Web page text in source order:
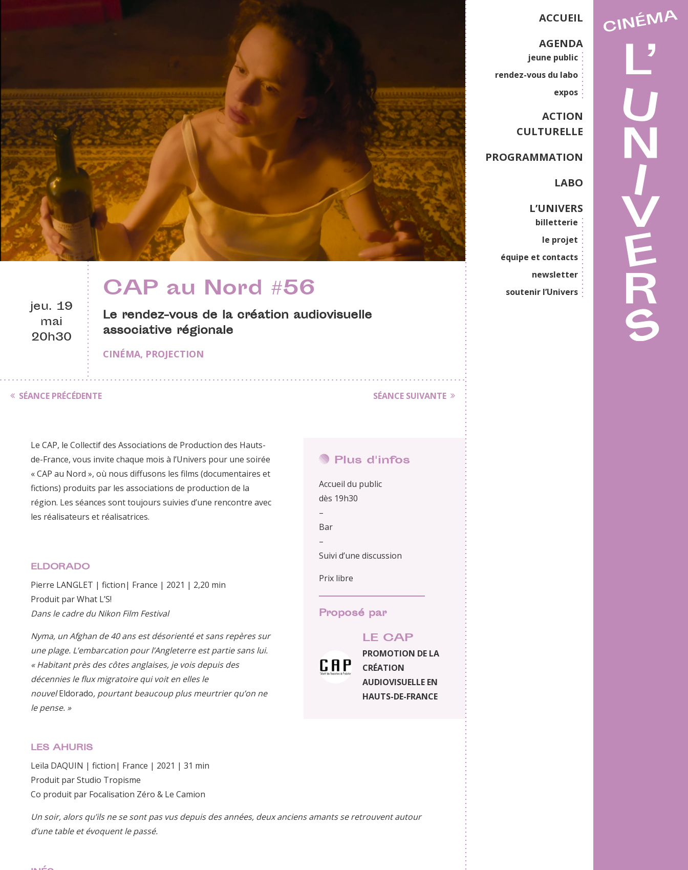
ACCUEIL
AGENDA
jeune public
rendez-vous du labo
expos
ACTION
CULTURELLE
PROGRAMMATION
LABO
L’UNIVERS
billetterie
le projet
équipe et contacts
newsletter
soutenir l’Univers
jeu. 19
mai
20h30
CAP au Nord #56
Le rendez-vous de la création audiovisuelle
associative régionale
CINÉMA, PROJECTION
SÉANCE PRÉCÉDENTE SÉANCE SUIVANTE
Plus d'infos
Accueil du public
dès 19h30
–
Bar
–
Suivi d’une discussion
Prix libre
Proposé par
LE CAP
PROMOTION DE LA
CRÉATION
AUDIOVISUELLE EN
HAUTS-DE-FRANCE
Le CAP, le Collectif des Associations de Production des Hauts-
de-France, vous invite chaque mois à l’Univers pour une soirée
« CAP au Nord », où nous diffusons les films (documentaires et
fictions) produits par les associations de production de la
région. Les séances sont toujours suivies d’une rencontre avec
les réalisateurs et réalisatrices.
ELDORADO
Pierre LANGLET | fiction| France | 2021 | 2,20 min
Produit par What L’S!
Dans le cadre du Nikon Film Festival
Nyma, un Afghan de 40 ans est désorienté et sans repères sur
une plage. L’embarcation pour l’Angleterre est partie sans lui.
« Habitant près des côtes anglaises, je vois depuis des
décennies le flux migratoire qui voit en elles le
nouvelEldorado, pourtant beaucoup plus meurtrier qu’on ne
le pense. »
LES AHURIS
Leïla DAQUIN | fiction| France | 2021 | 31 min
Produit par Studio Tropisme
Co produit par Focalisation Zéro & Le Camion
Un soir, alors qu’ils ne se sont pas vus depuis des années, deux anciens amants se retrouvent autour
d’une table et évoquent le passé.